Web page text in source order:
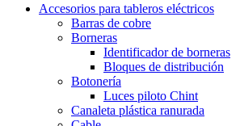
Accesorios para tableros eléctricos
Barras de cobre
Borneras
Identificador de borneras
Bloques de distribución
Botonería
Luces piloto Chint
Canaleta plástica ranurada